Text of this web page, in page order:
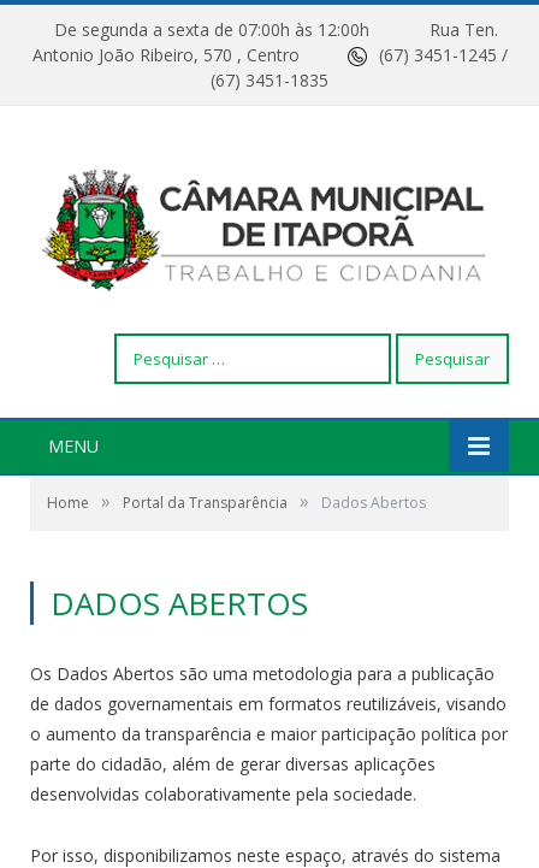
De segunda a sexta de 07:00h às 12:00h
Rua Ten.
Antonio João Ribeiro, 570 , Centro
(67) 3451-1245 /
(67) 3451-1835
por:
MENU
Home » Portal da Transparência » Dados Abertos
DADOS ABERTOS
Os Dados Abertos são uma metodologia para a publicação
de dados governamentais em formatos reutilizáveis, visando
o aumento da transparência e maior participação política por
parte do cidadão, além de gerar diversas aplicações
desenvolvidas colaborativamente pela sociedade.
Por isso, disponibilizamos neste espaço, através do sistema